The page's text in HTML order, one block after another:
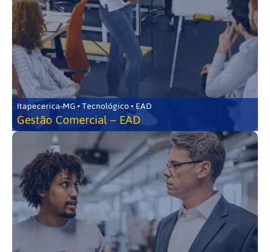
Itapecerica-MG • Tecnológico • EAD
Gestão Comercial – EAD